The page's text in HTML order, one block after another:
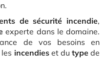
de sécurité incendie,
experte dans le domaine.
de vos besoins en
incendieset du typede